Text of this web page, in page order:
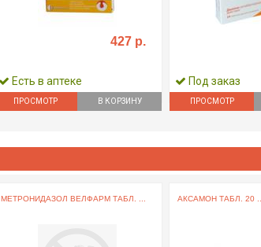
427 р.
Есть в аптеке
ПРОСМОТР В КОРЗИНУ
Под заказ
ПРОСМОТР
МЕТРОНИДАЗОЛ ВЕЛФАРМ ТАБЛ. ... АКСАМОН ТАБЛ. 20 ...